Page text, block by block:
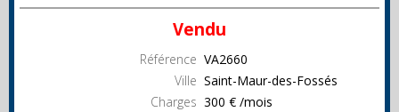
Vendu
Référence VA2660
Ville Saint-Maur-des-Fossés
Charges 300 € /mois